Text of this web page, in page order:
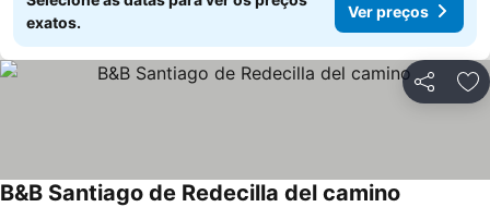
exatos.
Ver preços
Partilhar
B&B Santiago de Redecilla del camino